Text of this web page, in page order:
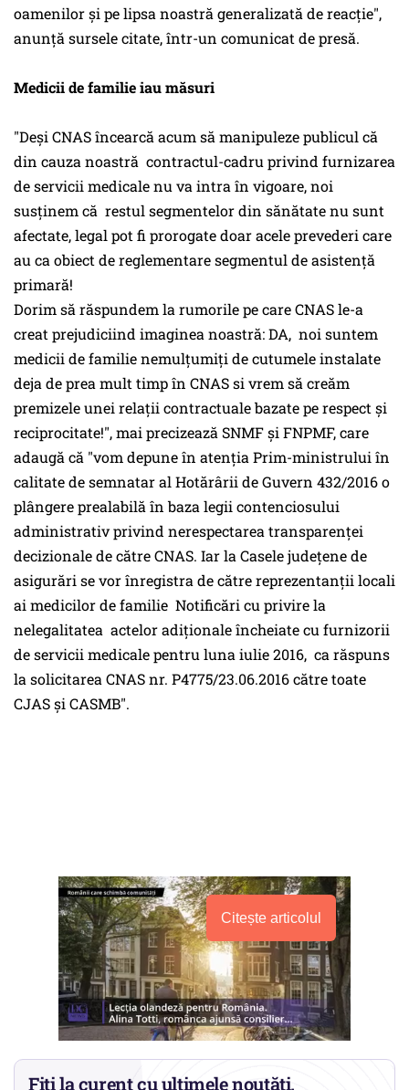
oamenilor și pe lipsa noastră generalizată de reacție",
anunță sursele citate, într-un comunicat de presă.
Medicii de familie iau măsuri
"Deși CNAS încearcă acum să manipuleze publicul că
din cauza noastră contractul-cadru privind furnizarea
de servicii medicale nu va intra în vigoare, noi
susținem că restul segmentelor din sănătate nu sunt
afectate, legal pot fi prorogate doar acele prevederi care
au ca obiect de reglementare segmentul de asistență
primară!
Dorim să răspundem la rumorile pe care CNAS le-a
creat prejudiciind imaginea noastră: DA, noi suntem
medicii de familie nemulțumiți de cutumele instalate
deja de prea mult timp în CNAS si vrem să creăm
premizele unei relații contractuale bazate pe respect și
reciprocitate!", mai precizează SNMF și FNPMF, care
adaugă că "vom depune în atenția Prim-ministrului în
calitate de semnatar al Hotărârii de Guvern 432/2016 o
plângere prealabilă în baza legii contenciosului
administrativ privind nerespectarea transparenței
decizionale de către CNAS. Iar la Casele județene de
asigurări se vor înregistra de către reprezentanții locali
ai medicilor de familie Notificări cu privire la
nelegalitatea actelor adiționale încheiate cu furnizorii
de servicii medicale pentru luna iulie 2016, ca răspuns
la solicitarea CNAS nr. P4775/23.06.2016 către toate
CJAS şi CASMB".
Citește articolul
Fiți la curent cu ultimele noutăți.